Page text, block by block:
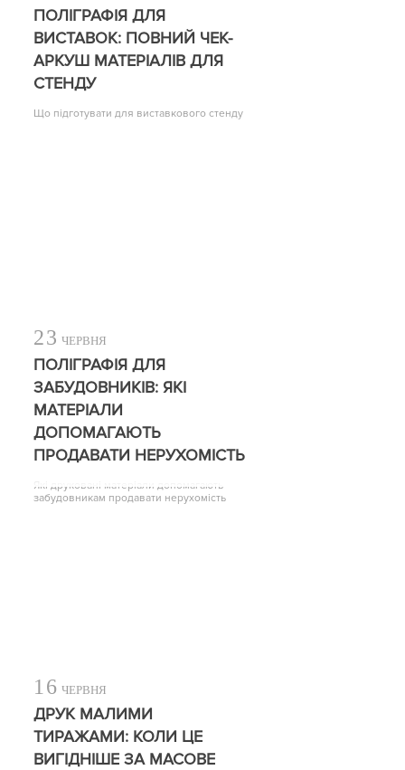
ПОЛІГРАФІЯ ДЛЯ
ВИСТАВОК: ПОВНИЙ ЧЕК-
АРКУШ МАТЕРІАЛІВ ДЛЯ
СТЕНДУ
Що підготувати для виставкового стенду
23 ЧЕРВНЯ
ПОЛІГРАФІЯ ДЛЯ
ЗАБУДОВНИКІВ: ЯКІ
МАТЕРІАЛИ
ДОПОМАГАЮТЬ
ПРОДАВАТИ НЕРУХОМІСТЬ
Які друковані матеріали допомагають
забудовникам продавати нерухомість
16 ЧЕРВНЯ
ДРУК МАЛИМИ
ТИРАЖАМИ: КОЛИ ЦЕ
ВИГІДНІШЕ ЗА МАСОВЕ